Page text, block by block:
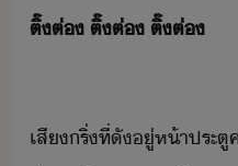
​ติ​๊​ต่​ ​ติ​๊​ต่​ ​ติ​๊​ต่​
เสี​ริ่​ที่​ั​ู่​ห้า​ประตู​